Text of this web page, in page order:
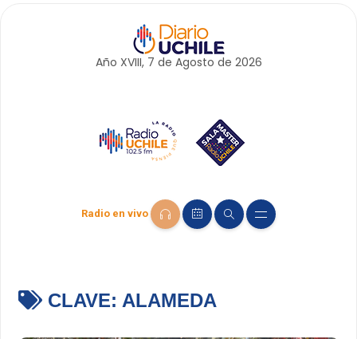
Año XVIII, 7 de Agosto de 2026
Radio en vivo
CLAVE: ALAMEDA